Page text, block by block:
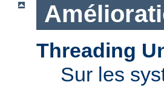
Threading
Sur les